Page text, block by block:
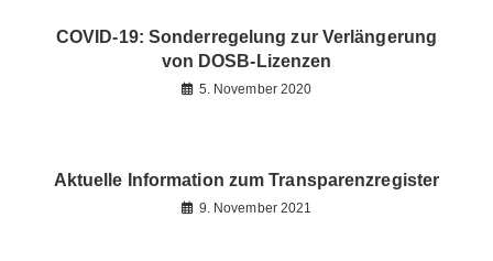
COVID-19: Sonderregelung zur Verlängerung
von DOSB-Lizenzen
5. November 2020
Aktuelle Information zum Transparenzregister
9. November 2021